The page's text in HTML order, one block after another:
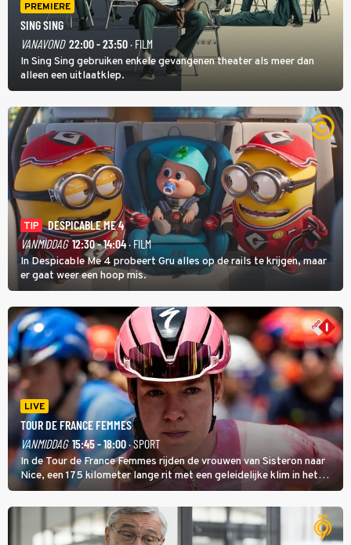
PREMIERE
SING SING
VANAVOND 22:00 - 23:50· FILM
In Sing Sing gebruiken enkele gevangenen theater als meer dan
alleen een uitlaatklep.
TIP
DESPICABLE ME 4
VANMIDDAG 12:30 - 14:04· FILM
In Despicable Me 4 probeert Gru alles op de rails te krijgen, maar
er gaat weer een hoop mis.
LIVE
TOUR DE FRANCE FEMMES
VANMIDDAG 15:45 - 18:00· SPORT
In de Tour de France Femmes rijden de vrouwen van Sisteron naar
Nice, een 175 kilometer lange rit met een geleidelijke klim in het
midden. Dat is mogelijk niet de zwaarste hindernis, dat is de
temperatuur. Het kan in Nice namelijk bloedheet worden.